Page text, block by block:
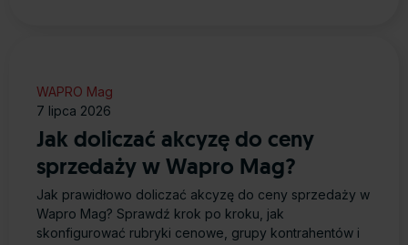
WAPRO Mag
7 lipca 2026
Jak doliczać akcyzę do ceny
sprzedaży w Wapro Mag?
Jak prawidłowo doliczać akcyzę do ceny sprzedaży w
Wapro Mag? Sprawdź krok po kroku, jak
skonfigurować rubryki cenowe, grupy kontrahentów i